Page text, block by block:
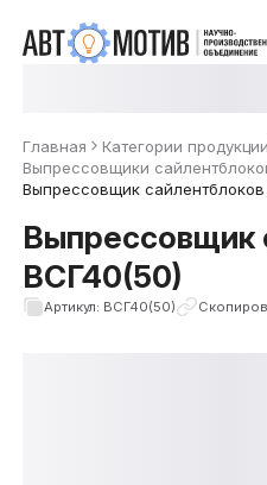
Главная
Категории продукции
Выпрессовщики
Выпрессовщик
Выпрессовщик
ВСГ40(50)
Артикул: ВСГ40(50)